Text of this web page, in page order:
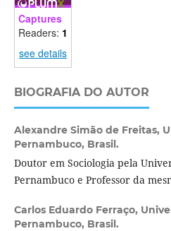
Captures
Readers: 1
see details
BIOGRAFIA DO AUTOR
Alexandre Simão de Freitas,
Pernambuco, Brasil.
Doutor em Sociologia pela
Pernambuco e Professor da
Carlos Eduardo Ferraço,
Pernambuco, Brasil.